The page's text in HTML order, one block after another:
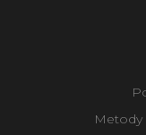
Metody